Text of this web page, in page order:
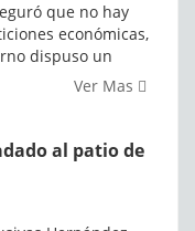
que no hay
económicas,
dispuso un
Ver Mas
al patio de